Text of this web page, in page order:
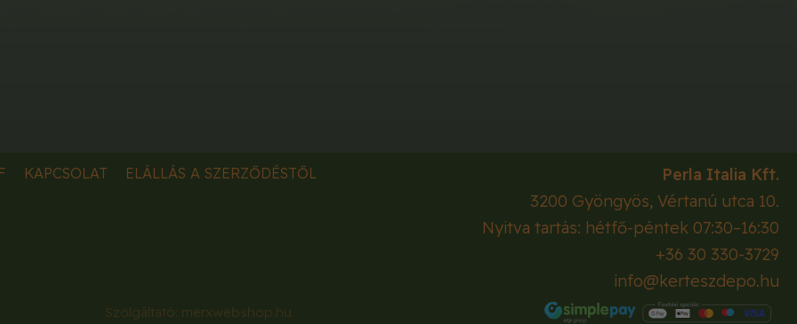
KAPCSOLAT ELÁLLÁS A SZERZŐDÉSTŐL
Perla Italia Kft.
3200 Gyöngyös, Vértanú utca 10.
Nyitva tartás: hétfő-péntek 07:30–16:30
+36 30 330-3729
info@kerteszdepo.hu
Szolgáltató: merxwebshop.hu